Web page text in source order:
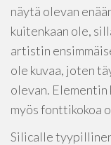
näytä olevan
kuitenkaan ole,
artistin
ole kuvaa, joten
olevan. Elementin
myös fonttikokoa
Silicalle